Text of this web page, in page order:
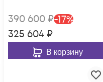
390 600 ₽-17%
325 604 ₽
В корзину